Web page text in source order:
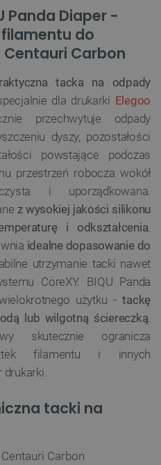
Panda Diaper -
do
Centauri Carbon
tacka na odpady
dla drukarki Elegoo
przechwytuje odpady
dyszy, pozostałości
powstające podczas
przestrzeń robocza wokół
i uporządkowana.
z wysokiej jakości silikonu
i odkształcenia.
idealne dopasowanie do
utrzymanie tacki nawet
CoreXY. BIQU Panda
użytku -tackę
lub wilgotną ściereczką.
skutecznie ogranicza
filamentu i innych
drukarki.
tacki na
Carbon